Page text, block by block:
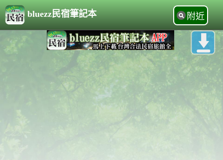
bluezz民宿筆記本 附近